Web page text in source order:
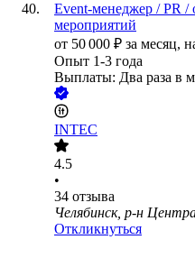
Event-менеджер / PR /
мероприятий
от 50 000 ₽ за месяц,
Опыт 1-3 года
Выплаты: Два раза в
INTEC
4.5
•
34 отзыва
Челябинск, р-н
Откликнуться